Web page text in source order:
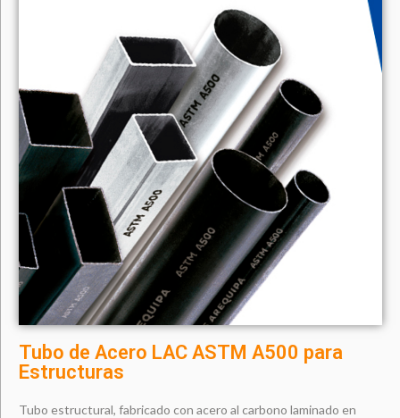
Tubo de Acero LAC ASTM A500 para
Estructuras
Tubo estructural, fabricado con acero al carbono laminado en